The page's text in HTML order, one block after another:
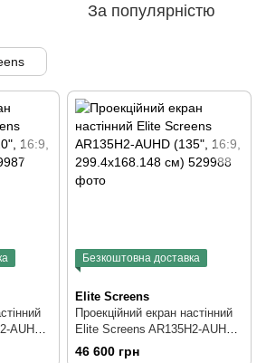
За популярністю
AUHD
см)
Безкоштовна доставка
Elite Screens
Проекційний екран настінний
Elite Screens AR135H2-AUHD
(135", 16:9, 299.4x168.148 см)
46 600 грн